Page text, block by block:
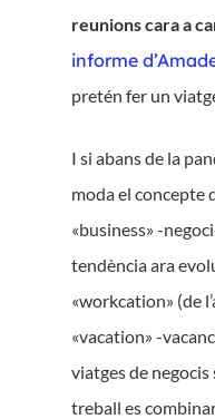
reunions cara a
informe
pretén fer un
I si abans de la
moda el concepte
«business» -
tendència ara
«workcation» (de
«vacation» -
viatges de negocis
treball es